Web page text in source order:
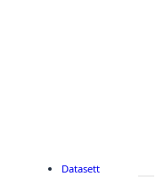
Datasett